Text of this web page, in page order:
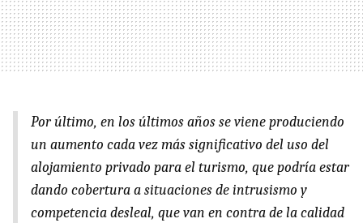
Por último, en los últimos años se viene produciendo
un aumento cada vez más significativo del uso del
alojamiento privado para el turismo, que podría estar
dando cobertura a situaciones de intrusismo y
competencia desleal, que van en contra de la calidad